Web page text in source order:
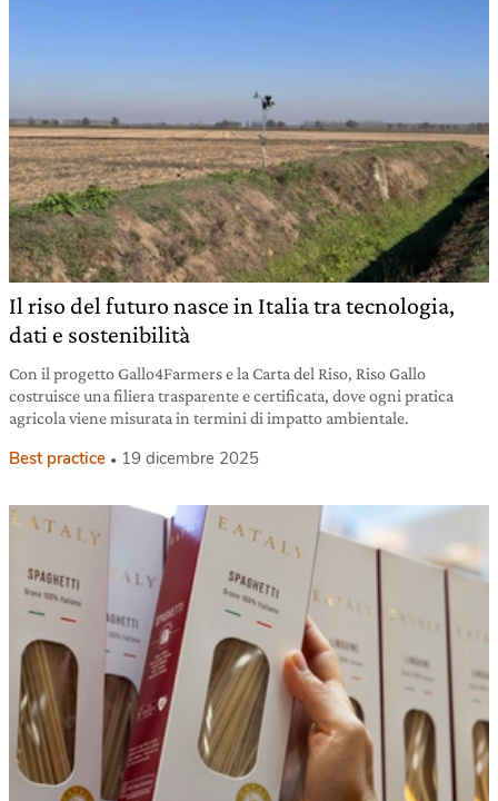
Il riso del futuro nasce in Italia tra tecnologia,
dati e sostenibilità
Con il progetto Gallo4Farmers e la Carta del Riso, Riso Gallo
costruisce una filiera trasparente e certificata, dove ogni pratica
agricola viene misurata in termini di impatto ambientale.
Best practice 19 dicembre 2025